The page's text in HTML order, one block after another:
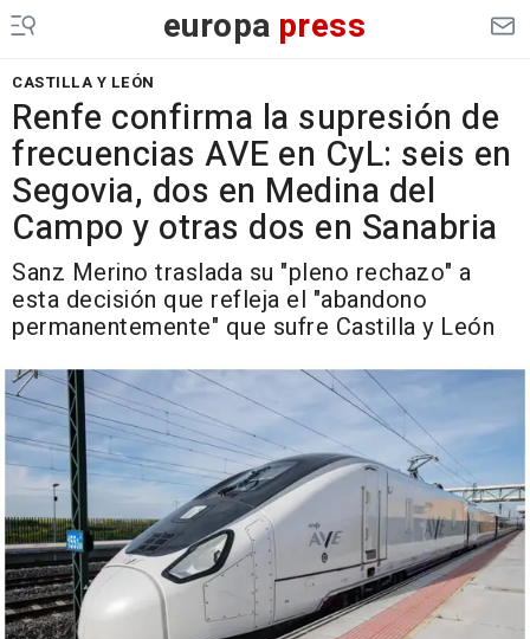
europa press
CASTILLA Y LEÓN
Renfe confirma la supresión de
frecuencias AVE en CyL: seis en
Segovia, dos en Medina del
Campo y otras dos en Sanabria
Sanz Merino traslada su "pleno rechazo" a
esta decisión que refleja el "abandono
permanentemente" que sufre Castilla y León